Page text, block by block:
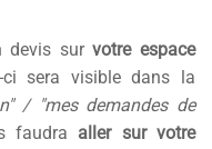
devis survotre espace
ci sera visible dans la
/ "mes demandes de
faudra aller sur votre